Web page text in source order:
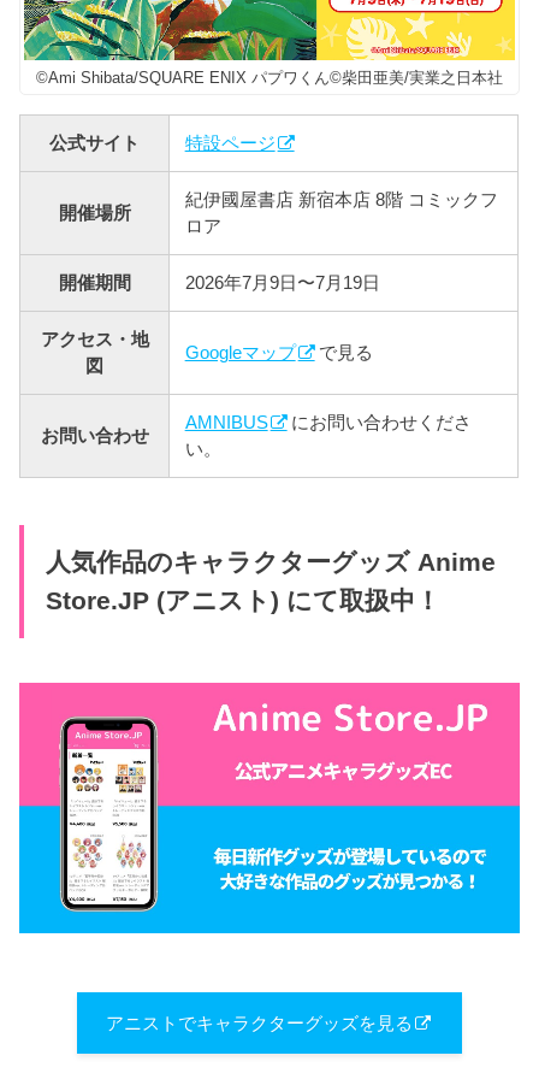
©Ami Shibata/SQUARE ENIX パプワくん©柴田亜美/実業之日本社
公式サイト 特設ページ
開催場所
紀伊國屋書店 新宿本店 8階 コミックフ
ロア
開催期間 2026年7月9日〜7月19日
アクセス・地
図
Googleマップ で見る
お問い合わせ
AMNIBUS
にお問い合わせくださ
い。
人気作品のキャラクターグッズ Anime
Store.JP (アニスト) にて取扱中！
アニストでキャラクターグッズを見る